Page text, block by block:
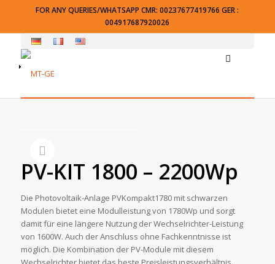
FOR ANY QUERIES/WHATSAPP CMR: 00237677419766 GER :
004917687920026
PV-KIT 1800 – 2200Wp
Die Photovoltaik-Anlage PVKompakt1780 mit schwarzen
Modulen bietet eine Modulleistung von 1780Wp und sorgt
damit für eine längere Nutzung der Wechselrichter-Leistung
von 1600W. Auch der Anschluss ohne Fachkenntnisse ist
möglich. Die Kombination der PV-Module mit diesem